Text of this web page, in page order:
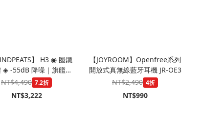
】 H3 ◉ 圈鐵
◈ -55dB 降噪｜旗艦高
保真無線耳機
NT$4,490 7.2折
NT$3,222
【JOYROOM】Openfree系列
開放式真無線藍牙耳機 JR-OE3
NT$2,490 4折
NT$990